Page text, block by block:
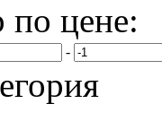
по цене:
-